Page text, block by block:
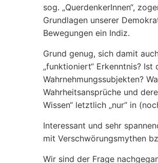
sog. „QuerdenkerInnen“,
Grundlagen unserer
Bewegungen ein Indiz.
Grund genug, sich damit
„funktioniert“ Erkenntnis?
Wahrnehmungssubjekten?
Wahrheitsansprüche und
Wissen“ letztlich „nur“ in
Interessant und sehr
mit Verschwörungsmythen
Wir sind der Frage